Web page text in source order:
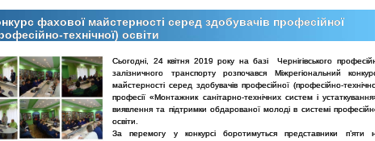
фахової майстерності серед здобувачів професійної
технічної) освіти
Сьогодні, 24 квітня 2019 року на базі Чернігівського
залізничного транспорту розпочався Міжрегіональний
майстерності серед здобувачів професійної (професійно-
професії «Монтажник санітарно-технічних систем і
виявлення та підтримки обдарованої молоді в системі
освіти.
За перемогу у конкурсі боротимуться представники п’яти